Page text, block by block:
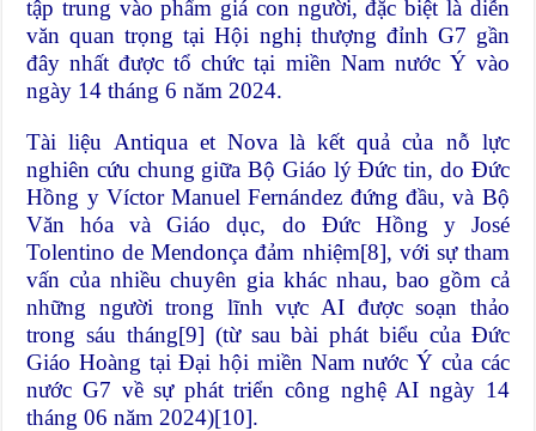
tập trung vào phẩm giá con người, đặc biệt là diễn
văn quan trọng tại Hội nghị thượng đỉnh G7 gần
đây nhất được tổ chức tại miền Nam nước Ý vào
ngày 14 tháng 6 năm 2024.
Tài liệu Antiqua et Nova là kết quả của nỗ lực
nghiên cứu chung giữa Bộ Giáo lý Đức tin, do Đức
Hồng y Víctor Manuel Fernández đứng đầu, và Bộ
Văn hóa và Giáo dục, do Đức Hồng y José
Tolentino de Mendonça đảm nhiệm[8], với sự tham
vấn của nhiều chuyên gia khác nhau, bao gồm cả
những người trong lĩnh vực AI được soạn thảo
trong sáu tháng[9] (từ sau bài phát biểu của Đức
Giáo Hoàng tại Đại hội miền Nam nước Ý của các
nước G7 về sự phát triển công nghệ AI ngày 14
tháng 06 năm 2024)[10].